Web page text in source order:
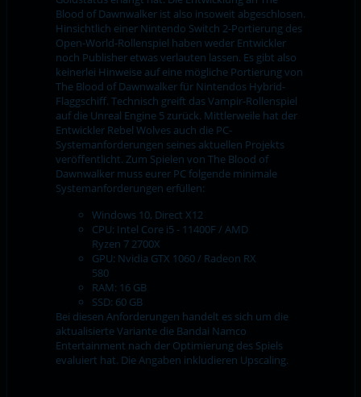
Blood of Dawnwalker ist also insoweit abgeschlosen.
Hinsichtlich einer Nintendo Switch 2-Portierung des
Open-World-Rollenspiel haben weder Entwickler
noch Publisher etwas verlauten lassen. Es gibt also
keinerlei Hinweise auf eine mögliche Portierung von
The Blood of Dawnwalker für Nintendos Hybrid-
Flaggschiff. Technisch greift das Vampir-Rollenspiel
auf die Unreal Engine 5 zurück. Mittlerweile hat der
Entwickler Rebel Wolves auch die PC-
Systemanforderungen seines aktuellen Projekts
veröffentlicht. Zum Spielen von The Blood of
Dawnwalker muss eurer PC folgende minimale
Systemanforderungen erfüllen:
Windows 10, Direct X12
CPU: Intel Core i5 - 11400F / AMD
Ryzen 7 2700X
GPU: Nvidia GTX 1060 / Radeon RX
580
RAM: 16 GB
SSD: 60 GB
Bei diesen Anforderungen handelt es sich um die
aktualisierte Variante die Bandai Namco
Entertainment nach der Optimierung des Spiels
evaluiert hat. Die Angaben inkludieren Upscaling.